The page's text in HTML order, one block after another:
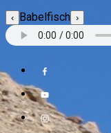
‹ Babelfisch ›